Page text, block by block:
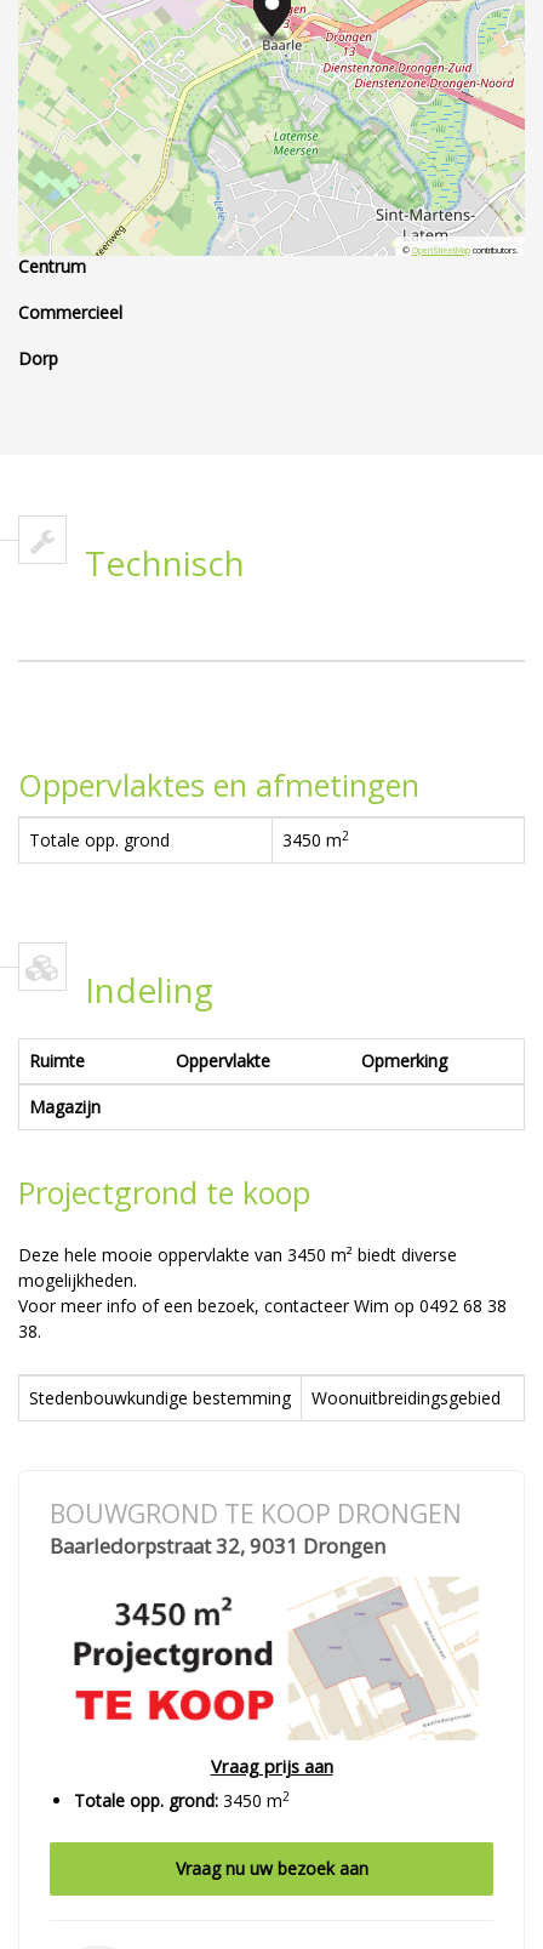
© OpenStreetMapcontributors.
Centrum
Commercieel
Dorp
Technisch
Oppervlaktes en afmetingen
Totale opp. grond 3450 m2
Indeling
Ruimte Oppervlakte
Opmerking
Magazijn
Projectgrond te koop
Deze hele mooie oppervlakte van 3450 m² biedt diverse
mogelijkheden.
Voor meer info of een bezoek, contacteer Wim op 0492 68 38
38.
Stedenbouwkundige bestemming Woonuitbreidingsgebied
BOUWGROND TE KOOP DRONGEN
Baarledorpstraat 32, 9031 Drongen
Vraag prijs aan
Totale opp. grond: 3450 m2
Vraag nu uw bezoek aan